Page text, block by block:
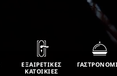
ΕΞΑΙΡΕΤΙΚΈΣ
ΚΑΤΟΙΚΊΕΣ